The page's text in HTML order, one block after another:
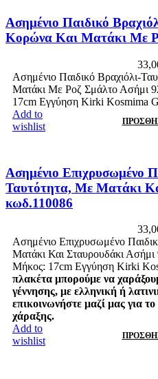
Ασημένιο Παιδικό
Κορώνα Και Ματάκι Με
Ασημένιο Παιδικό Βραχιόλι-
Ματάκι Με Ροζ Σμάλτο Ασήμι
17cm Εγγύηση Kirki Kosmima
Add to
wishlist
Ασημένιο Επιχρυσωμένο
Ταυτότητα, Με Ματάκι
κωδ.110086
Ασημένιο Επιχρυσωμένο
Ματάκι Και Σταυρουδάκι
Μήκος: 17cm Εγγύηση Kirki
πλακέτα μπορούμε να
γέννησης, με ελληνική ή
επικοινωνήστε μαζί μας για
χάραξης.
Add to
wishlist